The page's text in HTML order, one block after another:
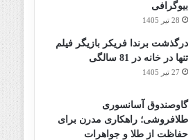
بیوگرافی
28 تیر 1405
درگذشت برندا فریکر بازیگر فیلم
تنها در خانه در 81 سالگی
27 تیر 1405
گاوصندوق آسانسوری
طلافروشی؛ راهکاری مدرن برای
حفاظت از طلا و جواهرات